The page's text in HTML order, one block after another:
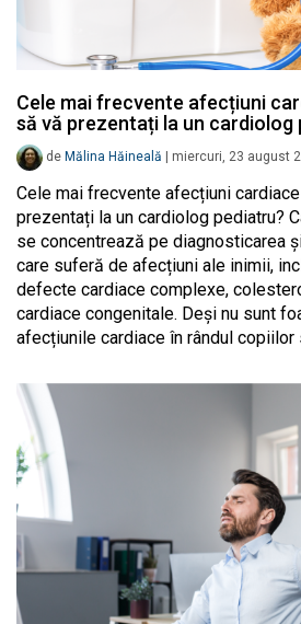
Cele mai frecvente afecțiuni
să vă prezentați la un cardiolog
de Mălina Hăineală miercuri, 23 august
Cele mai frecvente afecțiuni
prezentați la un cardiolog pediatru?
se concentrează pe diagnosticarea
care suferă de afecțiuni ale inimii,
defecte cardiace complexe,
cardiace congenitale. Deși nu sunt
afecțiunile cardiace în rândul copiilor